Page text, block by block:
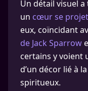
Un détail visuel
un cœur se
eux, coïncidant
de Jack Sparrow
certains y voient
d’un décor lié à
spiritueux.